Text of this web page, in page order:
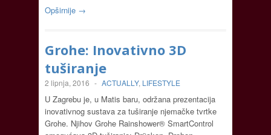
Opširnije →
Grohe: Inovativno 3D
tuširanje
2 lipnja, 2016 - ACTUALLY, LIFESTYLE
U Zagrebu je, u Matis baru, održana prezentacija
inovativnog sustava za tuširanje njemačke tvrtke
Grohe. Njihov Grohe Rainshower® SmartControl